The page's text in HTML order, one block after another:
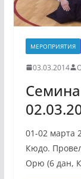
МЕРОПРИЯТИЯ
03.03.2014
01-02 марта
Кюдо.
Орю (6 дан,